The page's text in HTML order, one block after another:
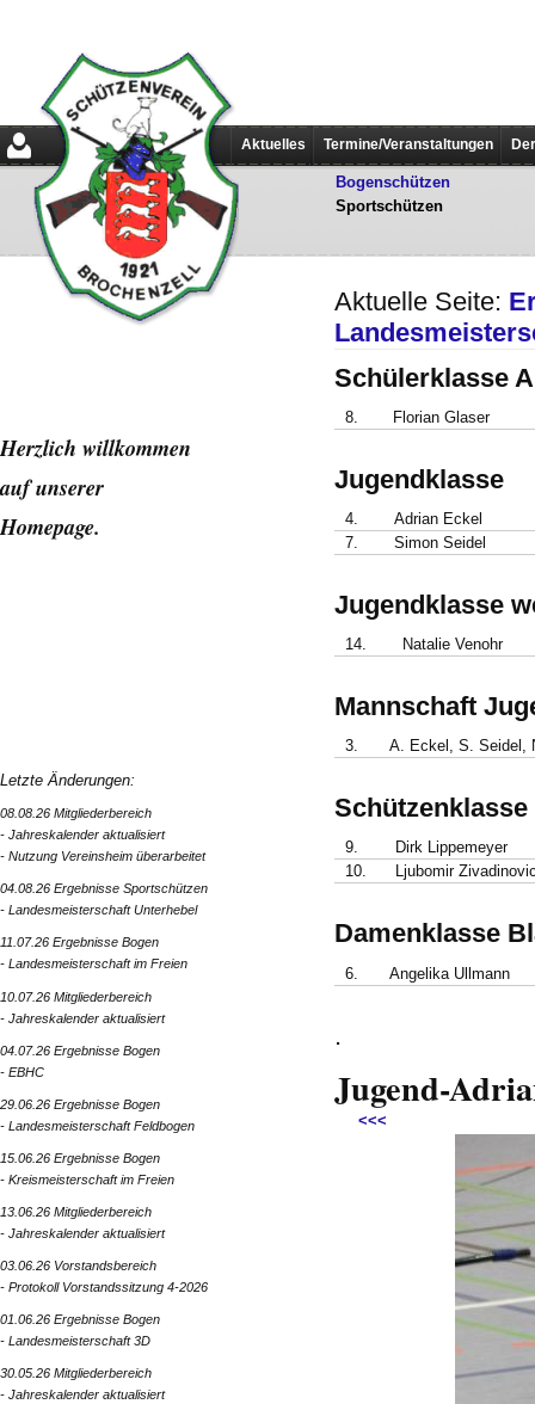
Aktuelles Termine/Veranstaltungen
Bogenschützen
Sportschützen
Aktuelle Seite:
Schülerklasse A
8. Florian Glaser
Jugendklasse
4.
Adrian Eckel
7.
Simon Seidel
Jugendklasse
14. Natalie Venohr
Mannschaft
3. A. Eckel, S. Seidel,
9.
Dirk Lippemeyer
10.
Ljubomir
Damenklasse
6. Angelika Ullmann
.
Jugend-
<<<
Herzlich willkommen
auf unserer
Homepage.
Letzte Änderungen:
08.08.26 Mitgliederbereich
- Jahreskalender aktualisiert
- Nutzung Vereinsheim überarbeitet
04.08.26 Ergebnisse Sportschützen
- Landesmeisterschaft Unterhebel
11.07.26 Ergebnisse Bogen
- Landesmeisterschaft im Freien
10.07.26 Mitgliederbereich
- Jahreskalender aktualisiert
04.07.26 Ergebnisse Bogen
- EBHC
29.06.26 Ergebnisse Bogen
- Landesmeisterschaft Feldbogen
15.06.26 Ergebnisse Bogen
- Kreismeisterschaft im Freien
13.06.26 Mitgliederbereich
- Jahreskalender aktualisiert
03.06.26 Vorstandsbereich
- Protokoll Vorstandssitzung 4-2026
01.06.26 Ergebnisse Bogen
- Landesmeisterschaft 3D
30.05.26 Mitgliederbereich
- Jahreskalender aktualisiert